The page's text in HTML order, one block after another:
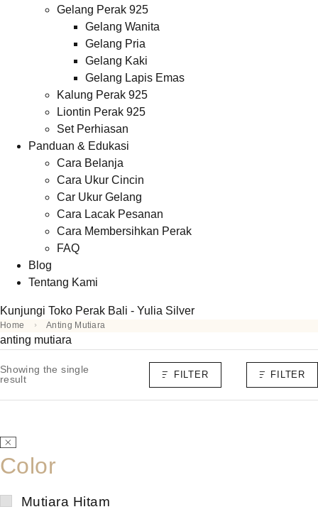
Gelang Perak 925
Gelang Wanita
Gelang Pria
Gelang Kaki
Gelang Lapis Emas
Kalung Perak 925
Liontin Perak 925
Set Perhiasan
Panduan & Edukasi
Cara Belanja
Cara Ukur Cincin
Car Ukur Gelang
Cara Lacak Pesanan
Cara Membersihkan Perak
FAQ
Blog
Tentang Kami
Kunjungi Toko Perak Bali - Yulia Silver
Home Anting Mutiara
anting mutiara
Showing the single
result
FILTER FILTER
Color
Mutiara Hitam